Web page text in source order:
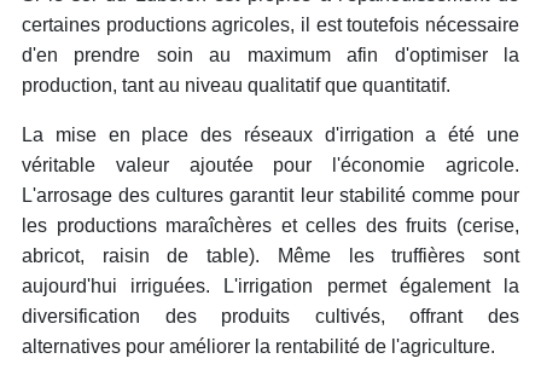
certaines productions agricoles, il est toutefois nécessaire
d'en prendre soin au maximum afin d'optimiser la
production, tant au niveau qualitatif que quantitatif.
La mise en place des réseaux d'irrigation a été une
véritable valeur ajoutée pour l'économie agricole.
L'arrosage des cultures garantit leur stabilité comme pour
les productions maraîchères et celles des fruits (cerise,
abricot, raisin de table). Même les truffières sont
aujourd'hui irriguées. L'irrigation permet également la
diversification des produits cultivés, offrant des
alternatives pour améliorer la rentabilité de l'agriculture.